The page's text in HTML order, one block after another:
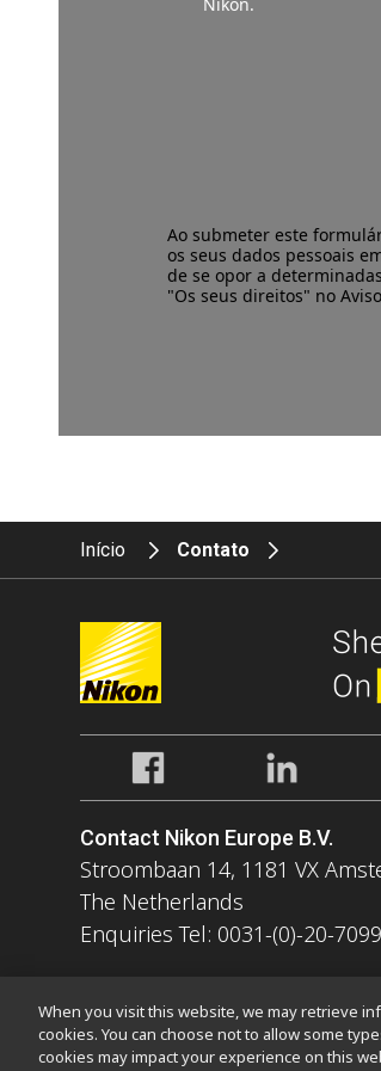
Nikon.
Ao submeter este
os seus dados pessoais
de se opor a
"Os seus direitos" no
Início Contato
Contact Nikon Europe B.V.
Stroombaan 14, 1181 VX
The Netherlands
Enquiries Tel: 0031-(0)-20-
When you visit this website, we may retrieve
cookies. You can choose not to allow some
cookies may impact your experience on this